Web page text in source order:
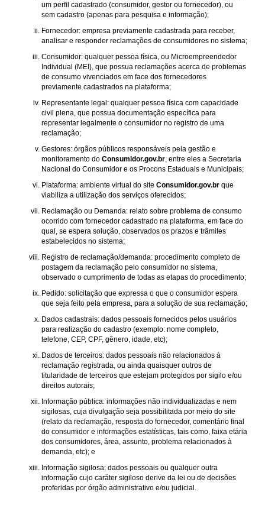
um perfil cadastrado (consumidor, gestor ou fornecedor), ou
sem cadastro (apenas para pesquisa e informação);
Fornecedor: empresa previamente cadastrada para receber,
analisar e responder reclamações de consumidores no sistema;
Consumidor: qualquer pessoa física, ou Microempreendedor
Individual (MEI), que possua reclamações acerca de problemas
de consumo vivenciados em face dos fornecedores
previamente cadastrados na plataforma;
Representante legal: qualquer pessoa física com capacidade
civil plena, que possua documentação específica para
representar legalmente o consumidor no registro de uma
reclamação;
Gestores: órgãos públicos responsáveis pela gestão e
monitoramento do Consumidor.gov.br, entre eles a Secretaria
Nacional do Consumidor e os Procons Estaduais e Municipais;
Plataforma: ambiente virtual do site Consumidor.gov.br que
viabiliza a utilização dos serviços oferecidos;
Reclamação ou Demanda: relato sobre problema de consumo
ocorrido com fornecedor cadastrado na plataforma, em face do
qual, se espera solução, observados os prazos e trâmites
estabelecidos no sistema;
Registro de reclamação/demanda: procedimento completo de
postagem da reclamação pelo consumidor no sistema,
observado o cumprimento de todas as etapas do procedimento;
Pedido: solicitação que expressa o que o consumidor espera
que seja feito pela empresa, para a solução de sua reclamação;
Dados cadastrais: dados pessoais fornecidos pelos usuários
para realização do cadastro (exemplo: nome completo,
telefone, CEP, CPF, gênero, idade, etc);
Dados de terceiros: dados pessoais não relacionados à
reclamação registrada, ou ainda quaisquer outros de
titularidade de terceiros que estejam protegidos por sigilo e/ou
direitos autorais;
Informação pública: informações não individualizadas e nem
sigilosas, cuja divulgação seja possibilitada por meio do site
(relato da reclamação, resposta do fornecedor, comentário final
do consumidor e informações estatísticas, tais como, faixa etária
dos consumidores, área, assunto, problema relacionados à
demanda, etc); e
Informação sigilosa: dados pessoais ou qualquer outra
informação cujo caráter sigiloso derive da lei ou de decisões
proferidas por órgão administrativo e/ou judicial.